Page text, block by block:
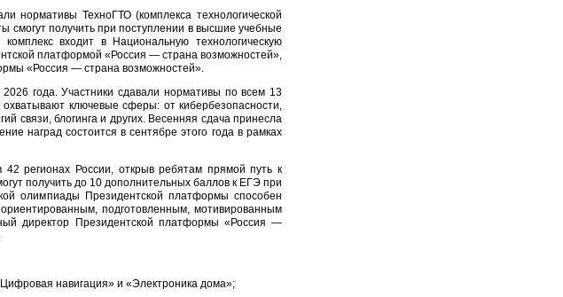
нормативы ТехноГТО (комплекса технологической
смогут получить при поступлении в высшие учебные
входит в Национальную технологическую
платформой «Россия — страна возможностей»,
«Россия — страна возможностей».
года. Участники сдавали нормативы по всем 13
ключевые сферы: от кибербезопасности,
связи, блогинга и других. Весенняя сдача принесла
наград состоится в сентябре этого года в рамках
регионах России, открыв ребятам прямой путь к
получить до 10 дополнительных баллов к ЕГЭ при
олимпиады Президентской платформы способен
подготовленным, мотивированным
директор Президентской платформы «Россия —
навигация» и «Электроника дома»;